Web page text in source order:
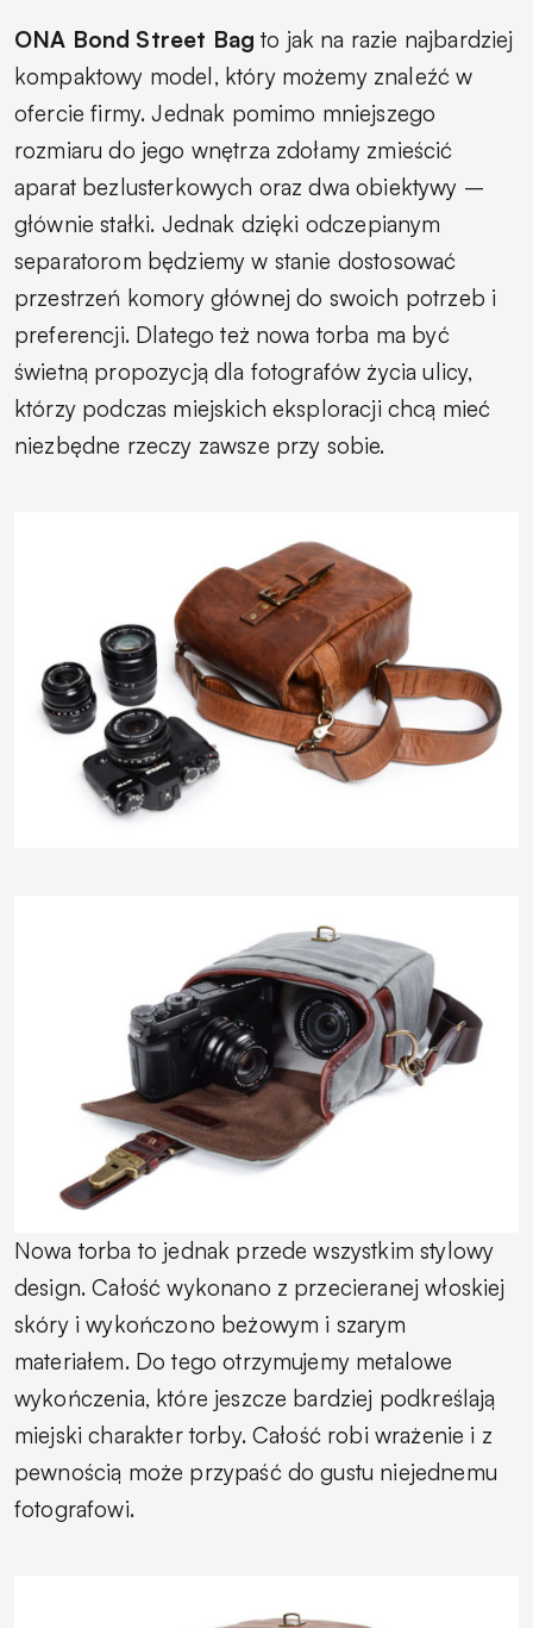
ONA Bond Street Bag to jak na razie najbardziej
kompaktowy model, który możemy znaleźć w
ofercie firmy. Jednak pomimo mniejszego
rozmiaru do jego wnętrza zdołamy zmieścić
aparat bezlusterkowych oraz dwa obiektywy –
głównie stałki. Jednak dzięki odczepianym
separatorom będziemy w stanie dostosować
przestrzeń komory głównej do swoich potrzeb i
preferencji. Dlatego też nowa torba ma być
świetną propozycją dla fotografów życia ulicy,
którzy podczas miejskich eksploracji chcą mieć
niezbędne rzeczy zawsze przy sobie.
Nowa torba to jednak przede wszystkim stylowy
design. Całość wykonano z przecieranej włoskiej
skóry i wykończono beżowym i szarym
materiałem. Do tego otrzymujemy metalowe
wykończenia, które jeszcze bardziej podkreślają
miejski charakter torby. Całość robi wrażenie i z
pewnością może przypaść do gustu niejednemu
fotografowi.